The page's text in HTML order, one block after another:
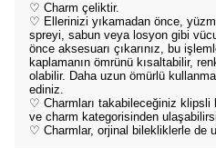
♡ Charm çeliktir.
♡ Ellerinizi yıkamadan önce,
spreyi, sabun veya losyon gibi
önce aksesuarı çıkarınız, bu
kaplamanın ömrünü kısaltabilir,
olabilir. Daha uzun ömürlü
ediniz.
♡ Charmları takabileceğiniz
ve charm kategorisinden
♡ Charmlar, orjinal bilekliklerle de